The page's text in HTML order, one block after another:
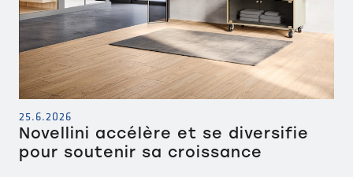
25.6.2026
Novellini accélère et se diversifie
pour soutenir sa croissance